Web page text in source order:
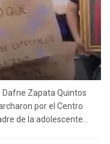
Dafne Zapata Quintos
por el Centro
de la adolescente...